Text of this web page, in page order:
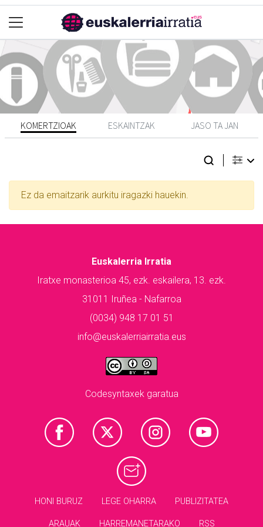
KOMERTZIOAK ESKAINTZAK JASO TA JAN
Ez da emaitzarik aurkitu iragazki hauekin.
Euskalerria Irratia
Iratxe monasterioa 45, ezk. eskailera, 13. ezk.
31011 Iruñea - Nafarroa
(0034) 948 17 01 51
info@euskalerriairratia.eus
Codesyntaxek garatua
HONI BURUZ LEGE OHARRA PUBLIZITATEA
ARAUAK HARREMANETARAKO RSS